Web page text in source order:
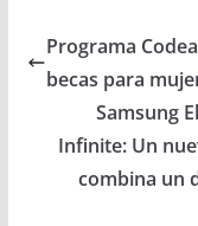
Programa
becas para
Samsung
Infinite: Un
combina un